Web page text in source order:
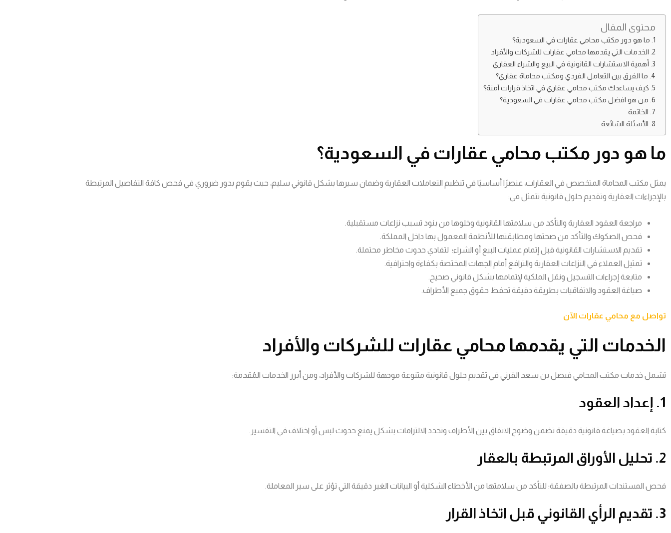
محتوى المقال
ما هو دور مكتب محامي عقارات في السعودية؟
الخدمات التي يقدمها محامي عقارات للشركات والأفراد
أهمية الاستشارات القانونية في البيع والشراء العقاري
ما الفرق بين التعامل الفردي ومكتب محاماة عقاري؟
كيف يساعدك مكتب محامي عقاري في اتخاذ قرارات آمنة؟
من هو افضل مكتب محامي عقارات في السعودية؟
الخاتمة
الأسئلة الشائعة
ما هو دور مكتب محامي عقارات في السعودية؟
يمثل مكتب المحاماة المتخصص في العقارات، عنصرًا أساسيًا في تنظيم التعاملات العقارية وضمان سيرها بشكل قانوني سليم، حيث يقوم بدور ضروري في فحص كافة التفاصيل المرتبطة
بالإجراءات العقارية وتقديم حلول قانونية تتمثل في:
مراجعة العقود العقارية والتأكد من سلامتها القانونية وخلوها من بنود تسبب نزاعات مستقبلية.
فحص الصكوك والتأكد من صحتها ومطابقتها للأنظمة المعمول بها داخل المملكة.
تقديم الاستشارات القانونية قبل إتمام عمليات البيع أو الشراء؛ لتفادي حدوث مخاطر محتملة.
تمثيل العملاء في النزاعات العقارية والترافع أمام الجهات المختصة بكفاءة واحترافية.
متابعة إجراءات التسجيل ونقل الملكية لإتمامها بشكل قانوني صحيح.
صياغة العقود والاتفاقيات بطريقة دقيقة تحفظ حقوق جميع الأطراف.
تواصل مع محامي عقارات الآن
الخدمات التي يقدمها محامي عقارات للشركات والأفراد
تشمل خدمات مكتب المحامي فيصل بن سعد القرني في تقديم حلول قانونية متنوعة موجهة للشركات والأفراد، ومن أبرز الخدمات المُقدمة:
1. إعداد العقود
كتابة العقود بصياغة قانونية دقيقة تضمن وضوح الاتفاق بين الأطراف وتحدد الالتزامات بشكل يمنع حدوث لبس أو اختلاف في التفسير.
2. تحليل الأوراق المرتبطة بالعقار
فحص المستندات المرتبطة بالصفقة؛ للتأكد من سلامتها من الأخطاء الشكلية أو البيانات الغير دقيقة التي تؤثر على سير المعاملة.
3. تقديم الرأي القانوني قبل اتخاذ القرار